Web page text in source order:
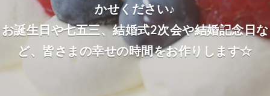
かせください♪
お誕生日や七五三、結婚式2次会や結婚記念日な
ど、皆さまの幸せの時間をお作りします☆